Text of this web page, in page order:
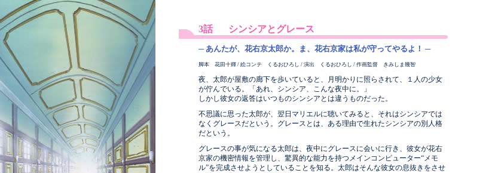
3話 シンシアとグレース
─ あんたが、花右京太郎か。ま、花右京家は私が守ってやるよ！ ─
脚本 花田十輝 / 絵コンテ くるおひろし / 演出 くるおひろし / 作画監督 きみしま幾智
夜、太郎が屋敷の廊下を歩いていると、月明かりに照らされて、１人の少女
が佇んでいる。「あれ、シンシア、こんな夜中に。」
しかし彼女の返答はいつものシンシアとは違うものだった。
不思議に思った太郎が、翌日マリエルに聴いてみると、それはシンシアでは
なくグレースだという。グレースとは、ある理由で生れたシンシアの別人格
だという。
グレースの事が気になる太郎は、夜中にグレースに会いに行き、彼女が花右
京家の機密情報を管理し、驚異的な能力を持つメインコンピューター“メモ
ル”を完成させようとしていることを知る。太郎はそんな彼女の息抜きをさせ